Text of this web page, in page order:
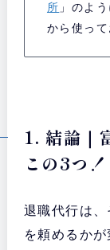
所 」のよ
から使って
1. 結論｜
この3つ！
退職代行は
を頼めるかが